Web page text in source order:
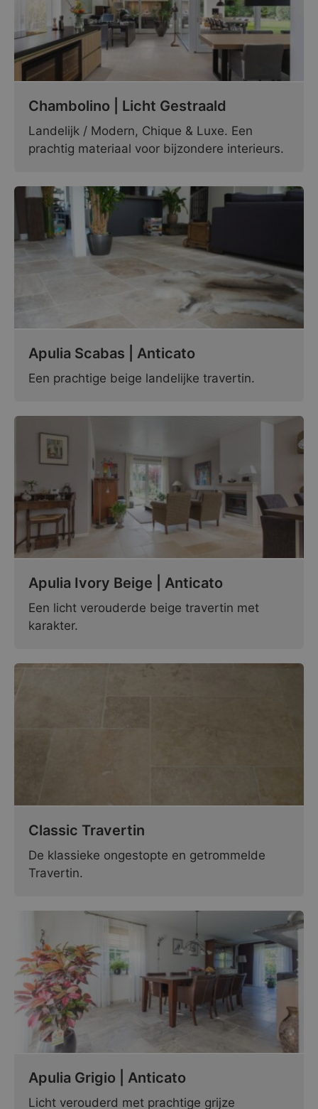
Chambolino | Licht Gestraald
Landelijk / Modern, Chique & Luxe. Een
prachtig materiaal voor bijzondere interieurs.
Apulia Scabas | Anticato
Een prachtige beige landelijke travertin.
Apulia Ivory Beige | Anticato
Een licht verouderde beige travertin met
karakter.
Classic Travertin
De klassieke ongestopte en getrommelde
Travertin.
Apulia Grigio | Anticato
Licht verouderd met prachtige grijze